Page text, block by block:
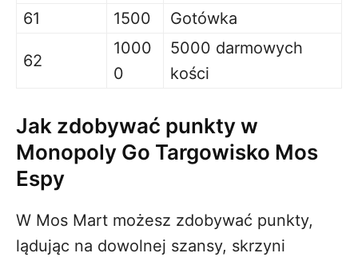
61
1500 Gotówka
62
1000
0
5000 darmowych
kości
Jak zdobywać punkty w
Monopoly Go Targowisko Mos
Espy
W Mos Mart możesz zdobywać punkty,
lądując na dowolnej szansy, skrzyni